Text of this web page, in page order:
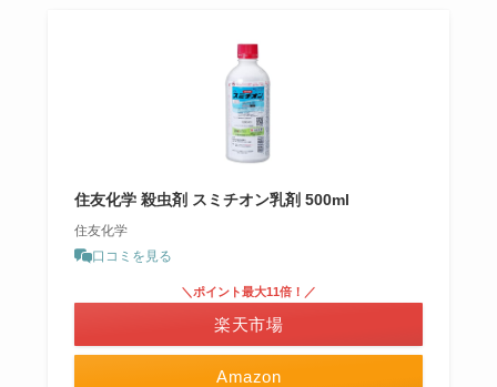
住友化学 殺虫剤 スミチオン乳剤 500ml
住友化学
口コミを見る
Amazon
＼ポイント最大11倍！／
楽天市場